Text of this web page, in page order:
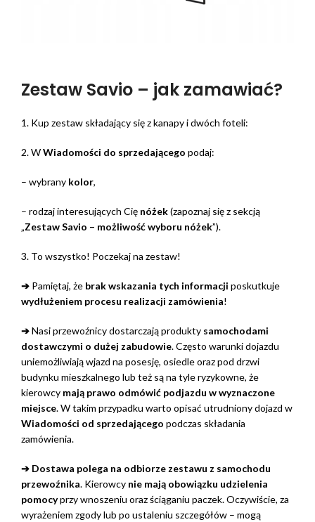
Zestaw Savio – jak zamawiać?
1. Kup zestaw składający się z kanapy i dwóch foteli:
2. WWiadomości do sprzedającego podaj:
– wybrany kolor,
– rodzaj interesujących Cię nóżek(zapoznaj się z sekcją
„Zestaw Savio – możliwość wyboru nóżek”).
3. To wszystko! Poczekaj na zestaw!
➔ Pamiętaj, że brak wskazania tych informacji poskutkuje
wydłużeniem procesu realizacji zamówienia!
➔Nasi przewoźnicy dostarczają produkty samochodami
dostawczymi o dużej zabudowie. Często warunki dojazdu
uniemożliwiają wjazd na posesję, osiedle oraz pod drzwi
budynku mieszkalnego lub też są na tyle ryzykowne, że
kierowcy mają prawo odmówić podjazdu w wyznaczone
miejsce. W takim przypadku warto opisać utrudniony dojazd w
Wiadomości od sprzedającego podczas składania
zamówienia.
➔ Dostawa polega na odbiorze zestawu z samochodu
przewoźnika. Kierowcy nie mają obowiązku udzielenia
pomocyprzy wnoszeniu oraz ściąganiu paczek. Oczywiście, za
wyrażeniem zgody lub po ustaleniu szczegółów – mogą